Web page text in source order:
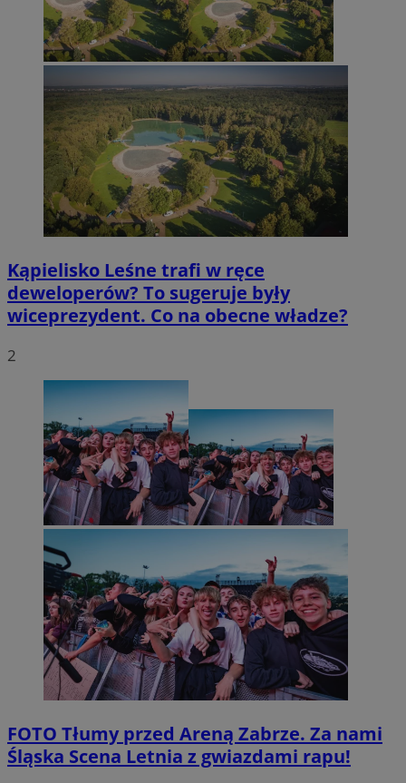
Kąpielisko Leśne trafi w ręce
deweloperów? To sugeruje były
wiceprezydent. Co na obecne władze?
2
FOTO Tłumy przed Areną Zabrze. Za nami
Śląska Scena Letnia z gwiazdami rapu!